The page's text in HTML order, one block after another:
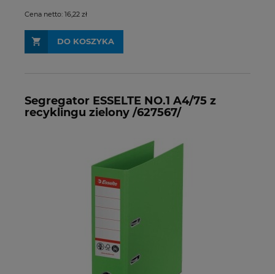
Cena netto: 16,22 zł
DO KOSZYKA
Segregator ESSELTE NO.1 A4/75 z
recyklingu zielony /627567/